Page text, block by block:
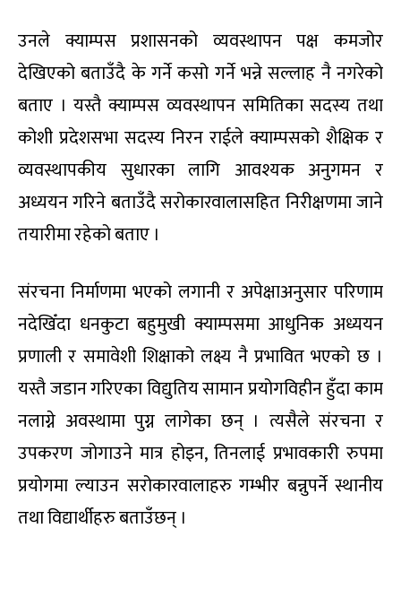
उनले क्याम्पस प्रशासनको व्यवस्थापन पक्ष कमजोर
देखिएको बताउँदै के गर्ने कसो गर्ने भन्ने सल्लाह नै नगरेको
बताए । यस्तै क्याम्पस व्यवस्थापन समितिका सदस्य तथा
कोशी प्रदेशसभा सदस्य निरन राईले क्याम्पसको शैक्षिक र
व्यवस्थापकीय सुधारका लागि आवश्यक अनुगमन र
अध्ययन गरिने बताउँदै सरोकारवालासहित निरीक्षणमा जाने
तयारीमा रहेको बताए ।
संरचना निर्माणमा भएको लगानी र अपेक्षाअनुसार परिणाम
नदेखिँदा धनकुटा बहुमुखी क्याम्पसमा आधुनिक अध्ययन
प्रणाली र समावेशी शिक्षाको लक्ष्य नै प्रभावित भएको छ ।
यस्तै जडान गरिएका विद्युतिय सामान प्रयोगविहीन हुँदा काम
नलाग्ने अवस्थामा पुग्न लागेका छन् । त्यसैले संरचना र
उपकरण जोगाउने मात्र होइन, तिनलाई प्रभावकारी रुपमा
प्रयोगमा ल्याउन सरोकारवालाहरु गम्भीर बन्नुपर्ने स्थानीय
तथा विद्यार्थीहरु बताउँछन् ।